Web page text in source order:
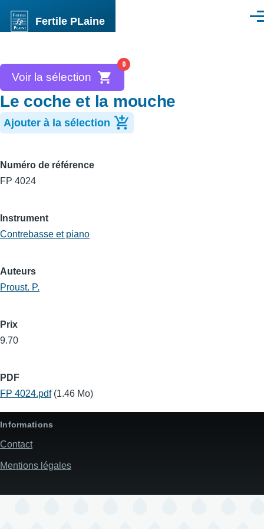
Fertile PLaine
0
Voir la sélection
Le coche et la mouche
Ajouter à la sélection
Numéro de référence
FP 4024
Instrument
Contrebasse et piano
Auteurs
Proust. P.
Prix
9.70
PDF
FP 4024.pdf (1.46 Mo)
Informations
Contact
Mentions légales